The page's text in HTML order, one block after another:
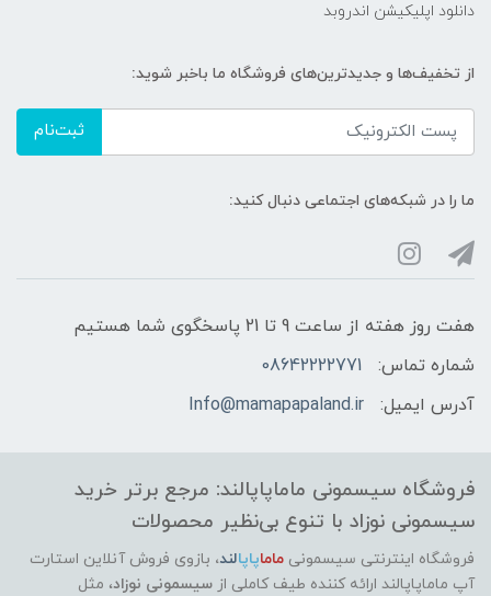
دانلود اپلیکیشن اندروبد
از تخفیف‌ها و جدیدترین‌های فروشگاه ما باخبر شوید:
ثبت‌نام
ما را در شبکه‌های اجتماعی دنبال کنید:
هفت روز هفته از ساعت 9 تا 21 پاسخگوی شما هستیم
شماره تماس:
08642222771
آدرس ایمیل:
Info@mamapapaland.ir
فروشگاه سیسمونی ماماپاپالند: مرجع برتر خرید
سیسمونی نوزاد با تنوع بی‌نظیر محصولات
فروشگاه اینترنتی سیسمونی ماماپاپالند، بازوی فروش آنلاین استارت
آپ ماماپاپالند ارائه کننده طیف کاملی از سیسمونی نوزاد، مثل